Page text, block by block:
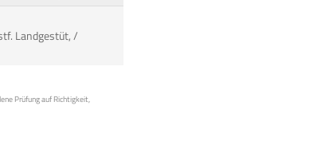
Landgestüt, /
Prüfung auf Richtigkeit,